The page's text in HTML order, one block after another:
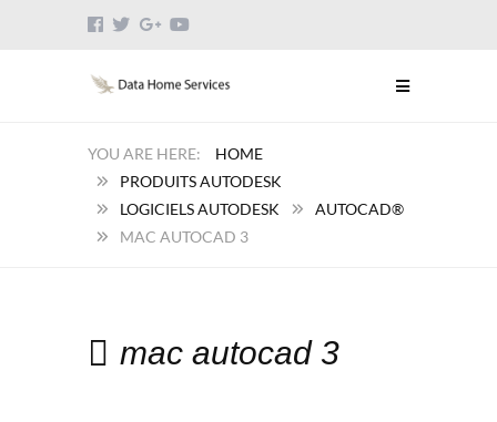
HOME
PRODUITS AUTODESK
LOGICIELS AUTODESK
AUTOCAD®
MAC AUTOCAD 3
mac autocad 3